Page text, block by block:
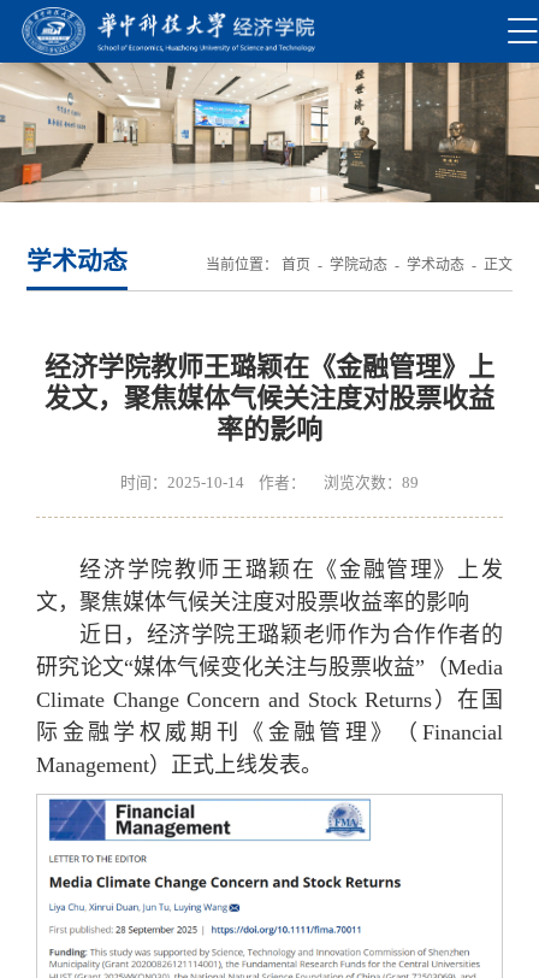
学术动态 当前位置： 首页 - 学院动态- 学术动态- 正文
经济学院教师王璐颖在《金融管理》上
发文，聚焦媒体气候关注度对股票收益
率的影响
时间：2025-10-14 作者： 浏览次数： 89
经济学院教师王璐颖在《金融管理》上发
文，聚焦媒体气候关注度对股票收益率的影响
近日，经济学院王璐颖老师作为合作作者的
研究论文“媒体气候变化关注与股票收益”（Media
Climate Change Concern and Stock Returns）在国
际金融学权威期刊《金融管理》（Financial
Management）正式上线发表。